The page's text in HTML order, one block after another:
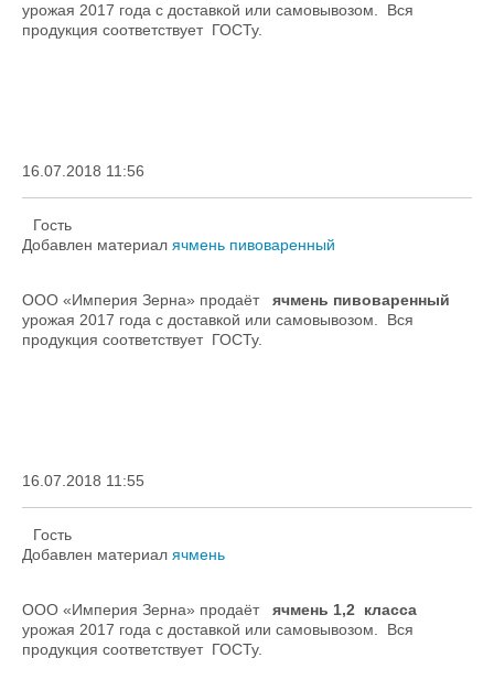
урожая 2017 года с доставкой или самовывозом. Вся
продукция соответствует ГОСТу.
16.07.2018 11:56
Гость
Добавлен материал ячмень пивоваренный
ООО «Империя Зерна» продаёт ячмень пивоваренный
урожая 2017 года с доставкой или самовывозом. Вся
продукция соответствует ГОСТу.
16.07.2018 11:55
Гость
Добавлен материал ячмень
ООО «Империя Зерна» продаёт ячмень 1,2 класса
урожая 2017 года с доставкой или самовывозом. Вся
продукция соответствует ГОСТу.